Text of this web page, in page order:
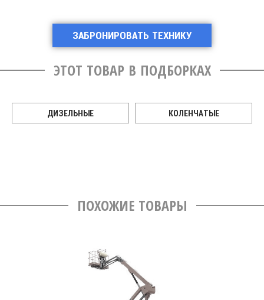
ЗАБРОНИРОВАТЬ ТЕХНИКУ
ЭТОТ ТОВАР В ПОДБОРКАХ
ДИЗЕЛЬНЫЕ КОЛЕНЧАТЫЕ
ПОХОЖИЕ ТОВАРЫ